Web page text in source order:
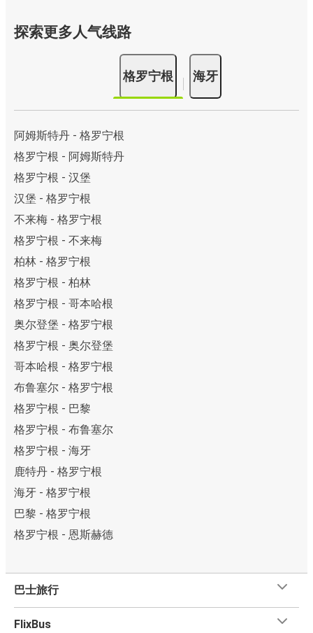
探索更多人气线路
格罗宁根 海牙
阿姆斯特丹 - 格罗宁根
格罗宁根 - 阿姆斯特丹
格罗宁根 - 汉堡
汉堡 - 格罗宁根
不来梅 - 格罗宁根
格罗宁根 - 不来梅
柏林 - 格罗宁根
格罗宁根 - 柏林
格罗宁根 - 哥本哈根
奥尔登堡 - 格罗宁根
格罗宁根 - 奥尔登堡
哥本哈根 - 格罗宁根
布鲁塞尔 - 格罗宁根
格罗宁根 - 巴黎
格罗宁根 - 布鲁塞尔
格罗宁根 - 海牙
鹿特丹 - 格罗宁根
海牙 - 格罗宁根
巴黎 - 格罗宁根
格罗宁根 - 恩斯赫德
巴士旅行
FlixBus